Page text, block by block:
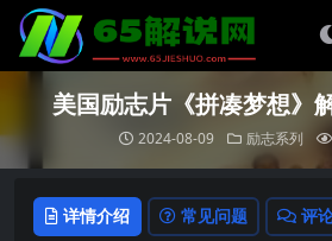
美国励志片《拼凑梦想》
2024-08-09 励志系列
详情介绍 常见问题 评